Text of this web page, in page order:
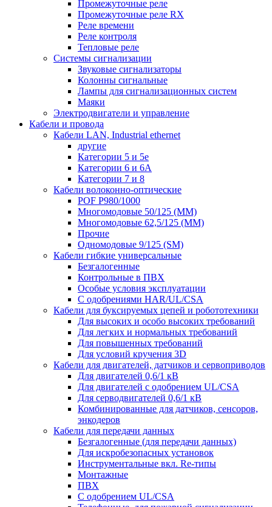
Промежуточные реле
Промежуточные реле RX
Реле времени
Реле контроля
Тепловые реле
Системы сигнализации
Звуковые сигнализаторы
Колонны сигнальные
Лампы для сигнализационных систем
Маяки
Электродвигатели и управление
Кабели и провода
Кабели LAN, Industrial ethernet
другие
Категории 5 и 5е
Категории 6 и 6A
Категории 7 и 8
Кабели волоконно-оптические
POF P980/1000
Многомодовые 50/125 (ММ)
Многомодовые 62,5/125 (ММ)
Прочие
Одномодовые 9/125 (SM)
Кабели гибкие универсальные
Безгалогенные
Контрольные в ПВХ
Особые условия эксплуатации
С одобрениями HAR/UL/CSA
Кабели для буксируемых цепей и робототехники
Для высоких и особо высоких требований
Для легких и нормальных требований
Для повышенных требований
Для условий кручения 3D
Кабели для двигателей, датчиков и сервоприводов
Для двигателей 0,6/1 кВ
Для двигателей с одобрением UL/CSA
Для серводвигателей 0,6/1 кВ
Комбинированные для датчиков, cенсоров,
энкодеров
Кабели для передачи данных
Безгалогенные (для передачи данных)
Для искробезопасных установок
Инструментальные вкл. Re-типы
Монтажные
ПВХ
С одобрением UL/CSA